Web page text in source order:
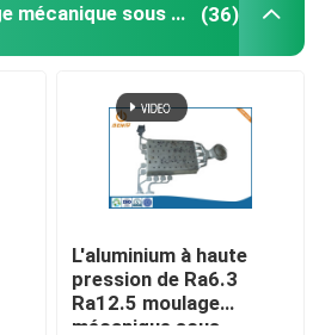
prototypage
L'aluminium moulage mécanique sous pression (36)
L'aluminium à haute
pression de Ra6.3
Ra12.5 moulage
mécanique sous